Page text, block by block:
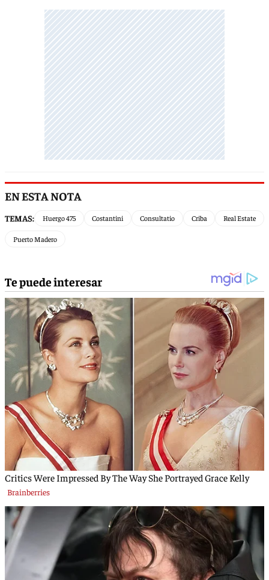
EN ESTA NOTA
TEMAS: Huergo 475 Costantini Consultatio Criba Real Estate
Puerto Madero